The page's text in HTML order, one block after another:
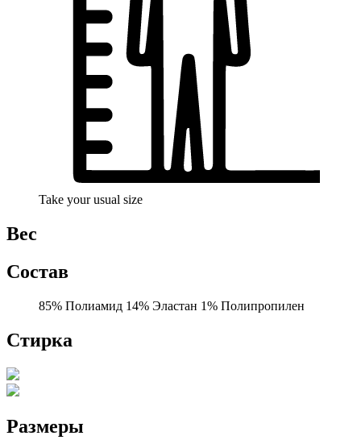
Take your usual size
Вес
Состав
85% Полиамид 14% Эластан 1% Полипропилен
Стирка
Размеры